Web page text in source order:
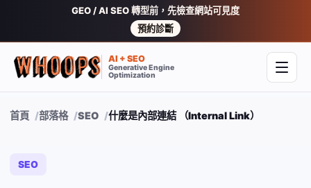
GEO / AI SEO 轉型前，先檢查網站可見度
預約診斷
AI + SEO
Generative Engine
Optimization
開啟
首頁 部落格 SEO 什麼是內部連結 （Internal Link）？掌握「內
SEO